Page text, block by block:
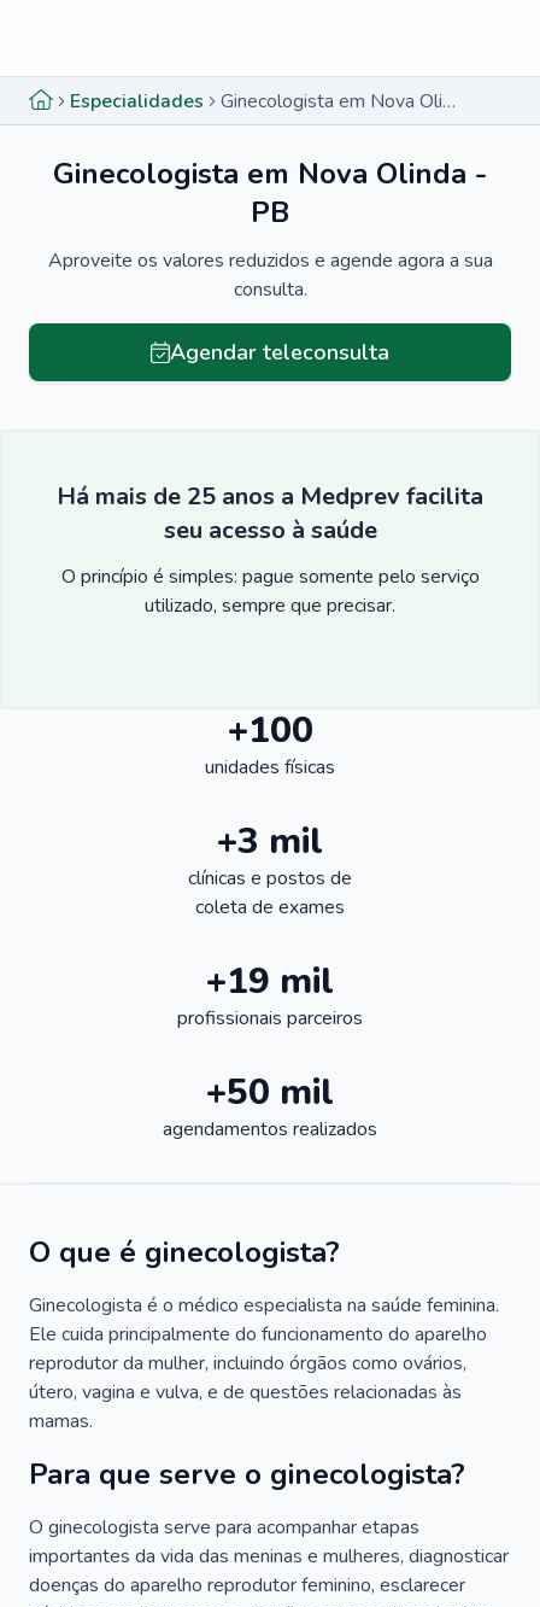
Especialidades Ginecologista em Nova Olinda - PB
Ginecologista em Nova Olinda -
PB
Aproveite os valores reduzidos e agende agora a sua
consulta.
Agendar teleconsulta
Há mais de 25 anos a Medprev facilita
seu acesso à saúde
O princípio é simples: pague somente pelo serviço
utilizado, sempre que precisar.
+100
unidades físicas
+3 mil
clínicas e postos de
coleta de exames
+19 mil
profissionais parceiros
+50 mil
agendamentos realizados
O que é ginecologista?
Ginecologista é o médico especialista na saúde feminina.
Ele cuida principalmente do funcionamento do aparelho
reprodutor da mulher, incluindo órgãos como ovários,
útero, vagina e vulva, e de questões relacionadas às
mamas.
Para que serve o ginecologista?
O ginecologista serve para acompanhar etapas
importantes da vida das meninas e mulheres, diagnosticar
doenças do aparelho reprodutor feminino, esclarecer